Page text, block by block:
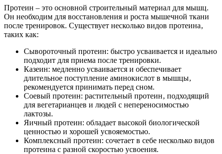
Протеин – это основной строительный материал для мышц.
Он необходим для восстановления и роста мышечной ткани
после тренировок. Существует несколько видов протеина‚
таких как:
Сывороточный протеин: быстро усваивается и идеально
подходит для приема после тренировки.
Казеин: медленно усваивается и обеспечивает
длительное поступление аминокислот в мышцы‚
рекомендуется принимать перед сном.
Соевый протеин: растительный протеин‚ подходящий
для вегетарианцев и людей с непереносимостью
лактозы.
Яичный протеин: обладает высокой биологической
ценностью и хорошей усвояемостью.
Комплексный протеин: сочетает в себе несколько видов
протеина с разной скоростью усвоения.